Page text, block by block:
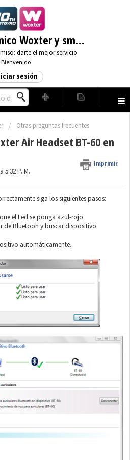
Soporte Técnico Woxter y smartGyro
darte el mejor servicio
Bienvenido
sesión
Otras preguntas frecuentes
Air Headset BT-60 en
Imprimir
5:32 P. M.
siga los siguientes pasos:
el Led se ponga azul-rojo.
de Bluetooh y buscar dispositivo.
automáticamente.